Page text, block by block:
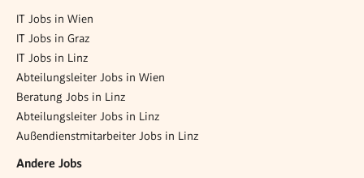
IT Jobs in Wien
IT Jobs in Graz
IT Jobs in Linz
Abteilungsleiter Jobs in Wien
Beratung Jobs in Linz
Abteilungsleiter Jobs in Linz
Außendienstmitarbeiter Jobs in Linz
Andere Jobs